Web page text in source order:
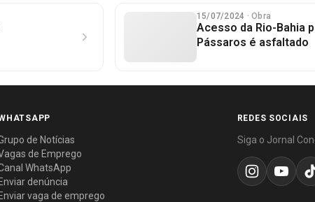
15/07/2024 · Obra
Acesso da Rio-Bahia
Pássaros é asfaltado
de Notícias
de Emprego
WhatsApp
Enviar denúncia
Enviar vaga de emprego
REDES SOCIAIS
Siga o Jornal